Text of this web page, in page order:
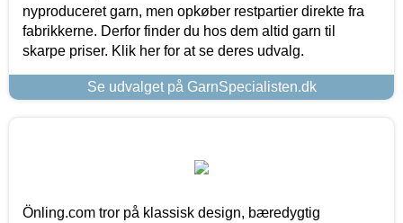
nyproduceret garn, men opkøber restpartier direkte fra
fabrikkerne. Derfor finder du hos dem altid garn til
skarpe priser. Klik her for at se deres udvalg.
Se udvalget på GarnSpecialisten.dk
Önling.com tror på klassisk design, bæredygtig